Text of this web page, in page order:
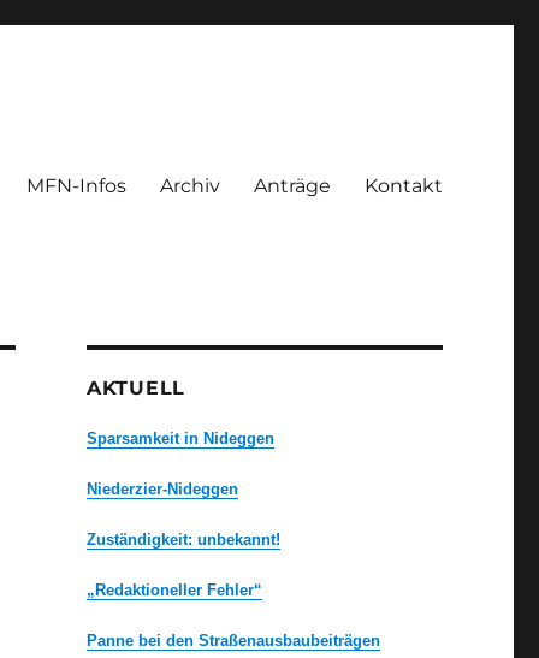
MFN-Infos Archiv Anträge Kontakt
AKTUELL
Sparsamkeit in Nideggen
Niederzier-Nideggen
Zuständigkeit: unbekannt!
„Redaktioneller Fehler“
Panne bei den Straßenausbaubeiträgen